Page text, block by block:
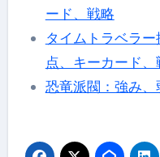
ード、戦略
タイムトラベラ
点、キーカード、
恐竜派閥：強み、